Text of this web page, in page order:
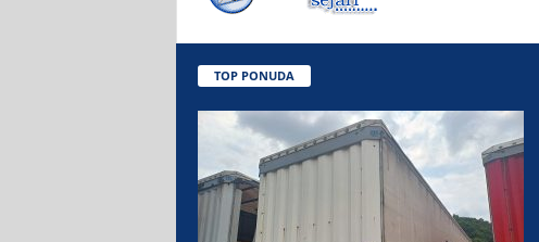
.
a
TOP PONUDA